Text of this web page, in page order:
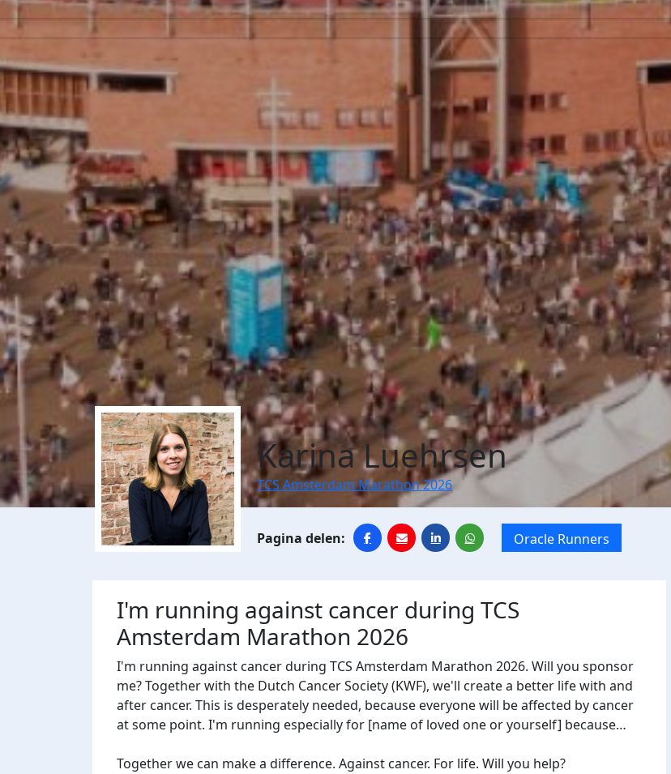
Karina Luehrsen
TCS Amsterdam Marathon 2026
Oracle Runners
I'm running against cancer during TCS
Amsterdam Marathon 2026
I'm running against cancer during TCS Amsterdam Marathon 2026. Will you sponsor
me? Together with the Dutch Cancer Society (KWF), we'll create a better life with and
after cancer. This is desperately needed, because everyone will be affected by cancer
at some point. I'm running especially for [name of loved one or yourself] because…
Together we can make a difference. Against cancer. For life. Will you help?